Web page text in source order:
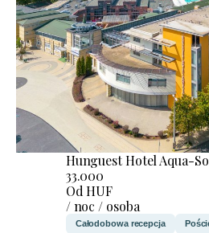
Hunguest Hotel Aqua-
33.000
Od HUF
/ noc / osoba
Całodobowa recepcja